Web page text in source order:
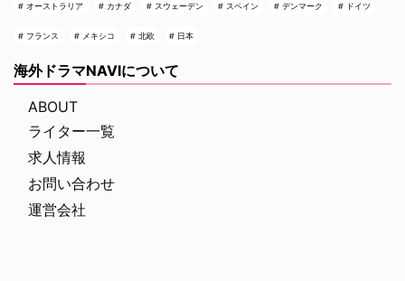
オーストラリア カナダ スウェーデン スペイン デンマーク ドイツ
フランス メキシコ 北欧 日本
海外ドラマNAVIについて
ABOUT
ライター一覧
求人情報
お問い合わせ
運営会社